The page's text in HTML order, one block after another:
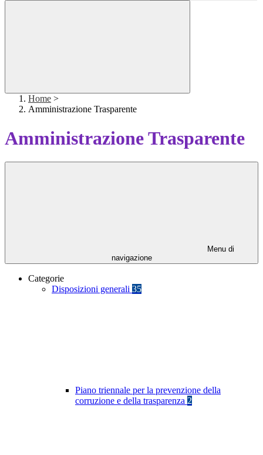
Home >
Amministrazione Trasparente
Amministrazione Trasparente
Menu di
navigazione
Categorie
Disposizioni generali 35
Piano triennale per la prevenzione della
corruzione e della trasparenza 2